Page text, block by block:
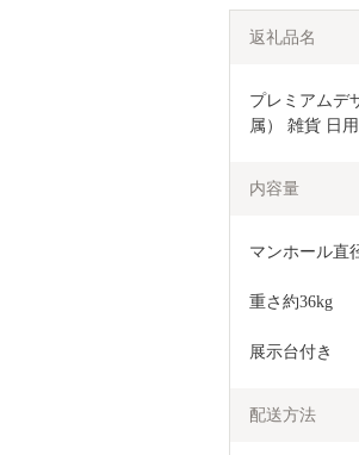
返礼品名
プレミアムデ
属） 雑貨 日
内容量
マンホール直
重さ約36kg
展示台付き
配送方法